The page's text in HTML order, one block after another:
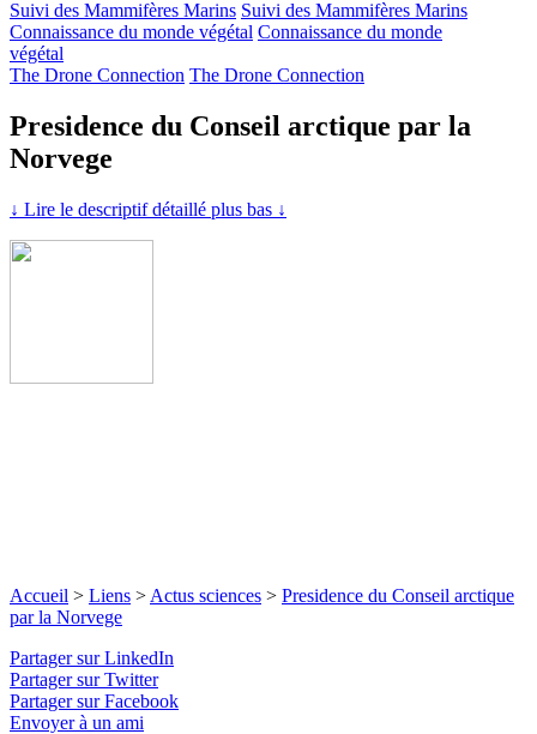
Suivi des Mammifères Marins Suivi des Mammifères Marins
Connaissance du monde végétal Connaissance du monde
végétal
The Drone Connection The Drone Connection
Presidence du Conseil arctique par la
Norvege
↓ Lire le descriptif détaillé plus bas ↓
Accueil > Liens > Actus sciences > Presidence du Conseil arctique
par la Norvege
Partager sur LinkedIn
Partager sur Twitter
Partager sur Facebook
Envoyer à un ami